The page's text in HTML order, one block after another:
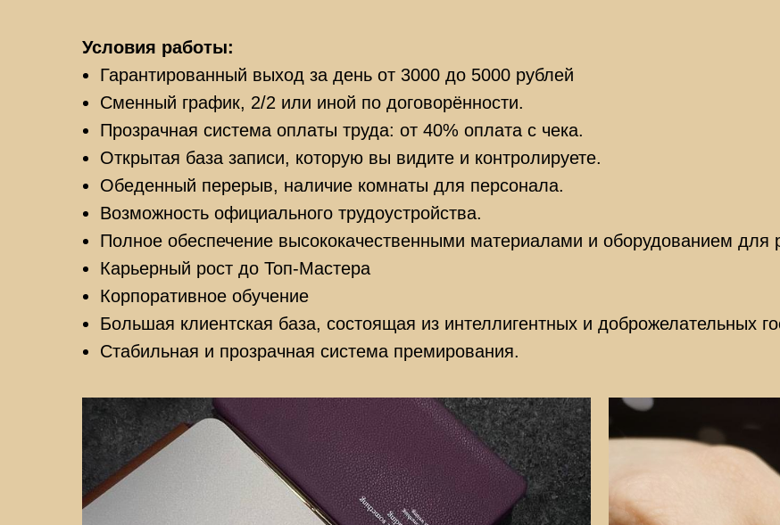
Условия работы:
Гарантированный выход за день от 3000 до 5000 рублей
Сменный график, 2/2 или иной по договорённости.
Прозрачная система оплаты труда: от 40% оплата с чека.
Открытая база записи, которую вы видите и контролируете.
Обеденный перерыв, наличие комнаты для персонала.
Возможность официального трудоустройства.
Полное обеспечение высококачественными материалами и оборудованием
Карьерный рост до Топ-Мастера
Корпоративное обучение
Большая клиентская база, состоящая из интеллигентных и доброжелательных
Стабильная и прозрачная система премирования.